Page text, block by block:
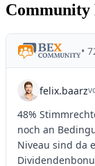
Community